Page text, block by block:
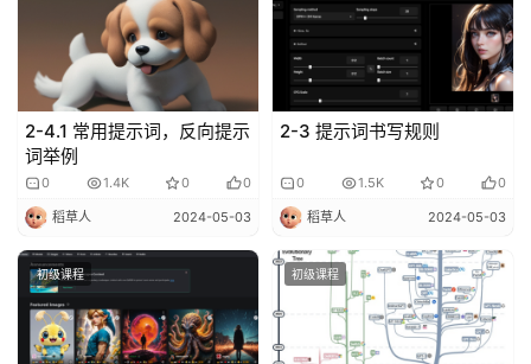
2-4.1 常用提示词，反向提示
词举例
0 1.4K 0 0
稻草人 2024-05-03
2-3 提示词书写规则
0 1.5K 0 0
稻草人 2024-05-03
初级课程 初级课程